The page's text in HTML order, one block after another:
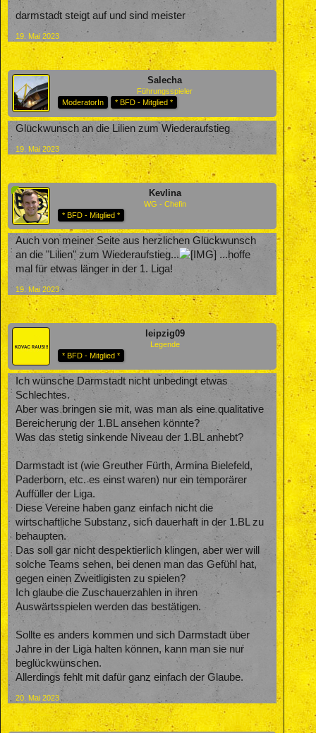
darmstadt steigt auf und sind meister
19. Mai 2023
Salecha
Führungsspieler
ModeratorIn
* BFD - Mitglied *
Glückwunsch an die Lilien zum Wiederaufstieg
19. Mai 2023
Kevlina
WG - Chefin
* BFD - Mitglied *
Auch von meiner Seite aus herzlichen Glückwunsch
an die "Lilien" zum Wiederaufstieg...
...hoffe
mal für etwas länger in der 1. Liga!
19. Mai 2023
leipzig09
Legende
* BFD - Mitglied *
Ich wünsche Darmstadt nicht unbedingt etwas
Schlechtes.
Aber was bringen sie mit, was man als eine qualitative
Bereicherung der 1.BL ansehen könnte?
Was das stetig sinkende Niveau der 1.BL anhebt?
Darmstadt ist (wie Greuther Fürth, Armina Bielefeld,
Paderborn, etc. es einst waren) nur ein temporärer
Auffüller der Liga.
Diese Vereine haben ganz einfach nicht die
wirtschaftliche Substanz, sich dauerhaft in der 1.BL zu
behaupten.
Das soll gar nicht despektierlich klingen, aber wer will
solche Teams sehen, bei denen man das Gefühl hat,
gegen einen Zweitligisten zu spielen?
Ich glaube die Zuschauerzahlen in ihren
Auswärtsspielen werden das bestätigen.
Sollte es anders kommen und sich Darmstadt über
Jahre in der Liga halten können, kann man sie nur
beglückwünschen.
Allerdings fehlt mit dafür ganz einfach der Glaube.
20. Mai 2023